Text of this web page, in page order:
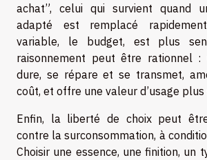
achat”, celui qui survient quand
adapté est remplacé
variable, le budget, est plus
raisonnement peut être rationnel :
dure, se répare et se transmet,
coût, et offre une valeur d’usage
Enfin, la liberté de choix peut
contre la surconsommation, à
Choisir une essence, une finition, un